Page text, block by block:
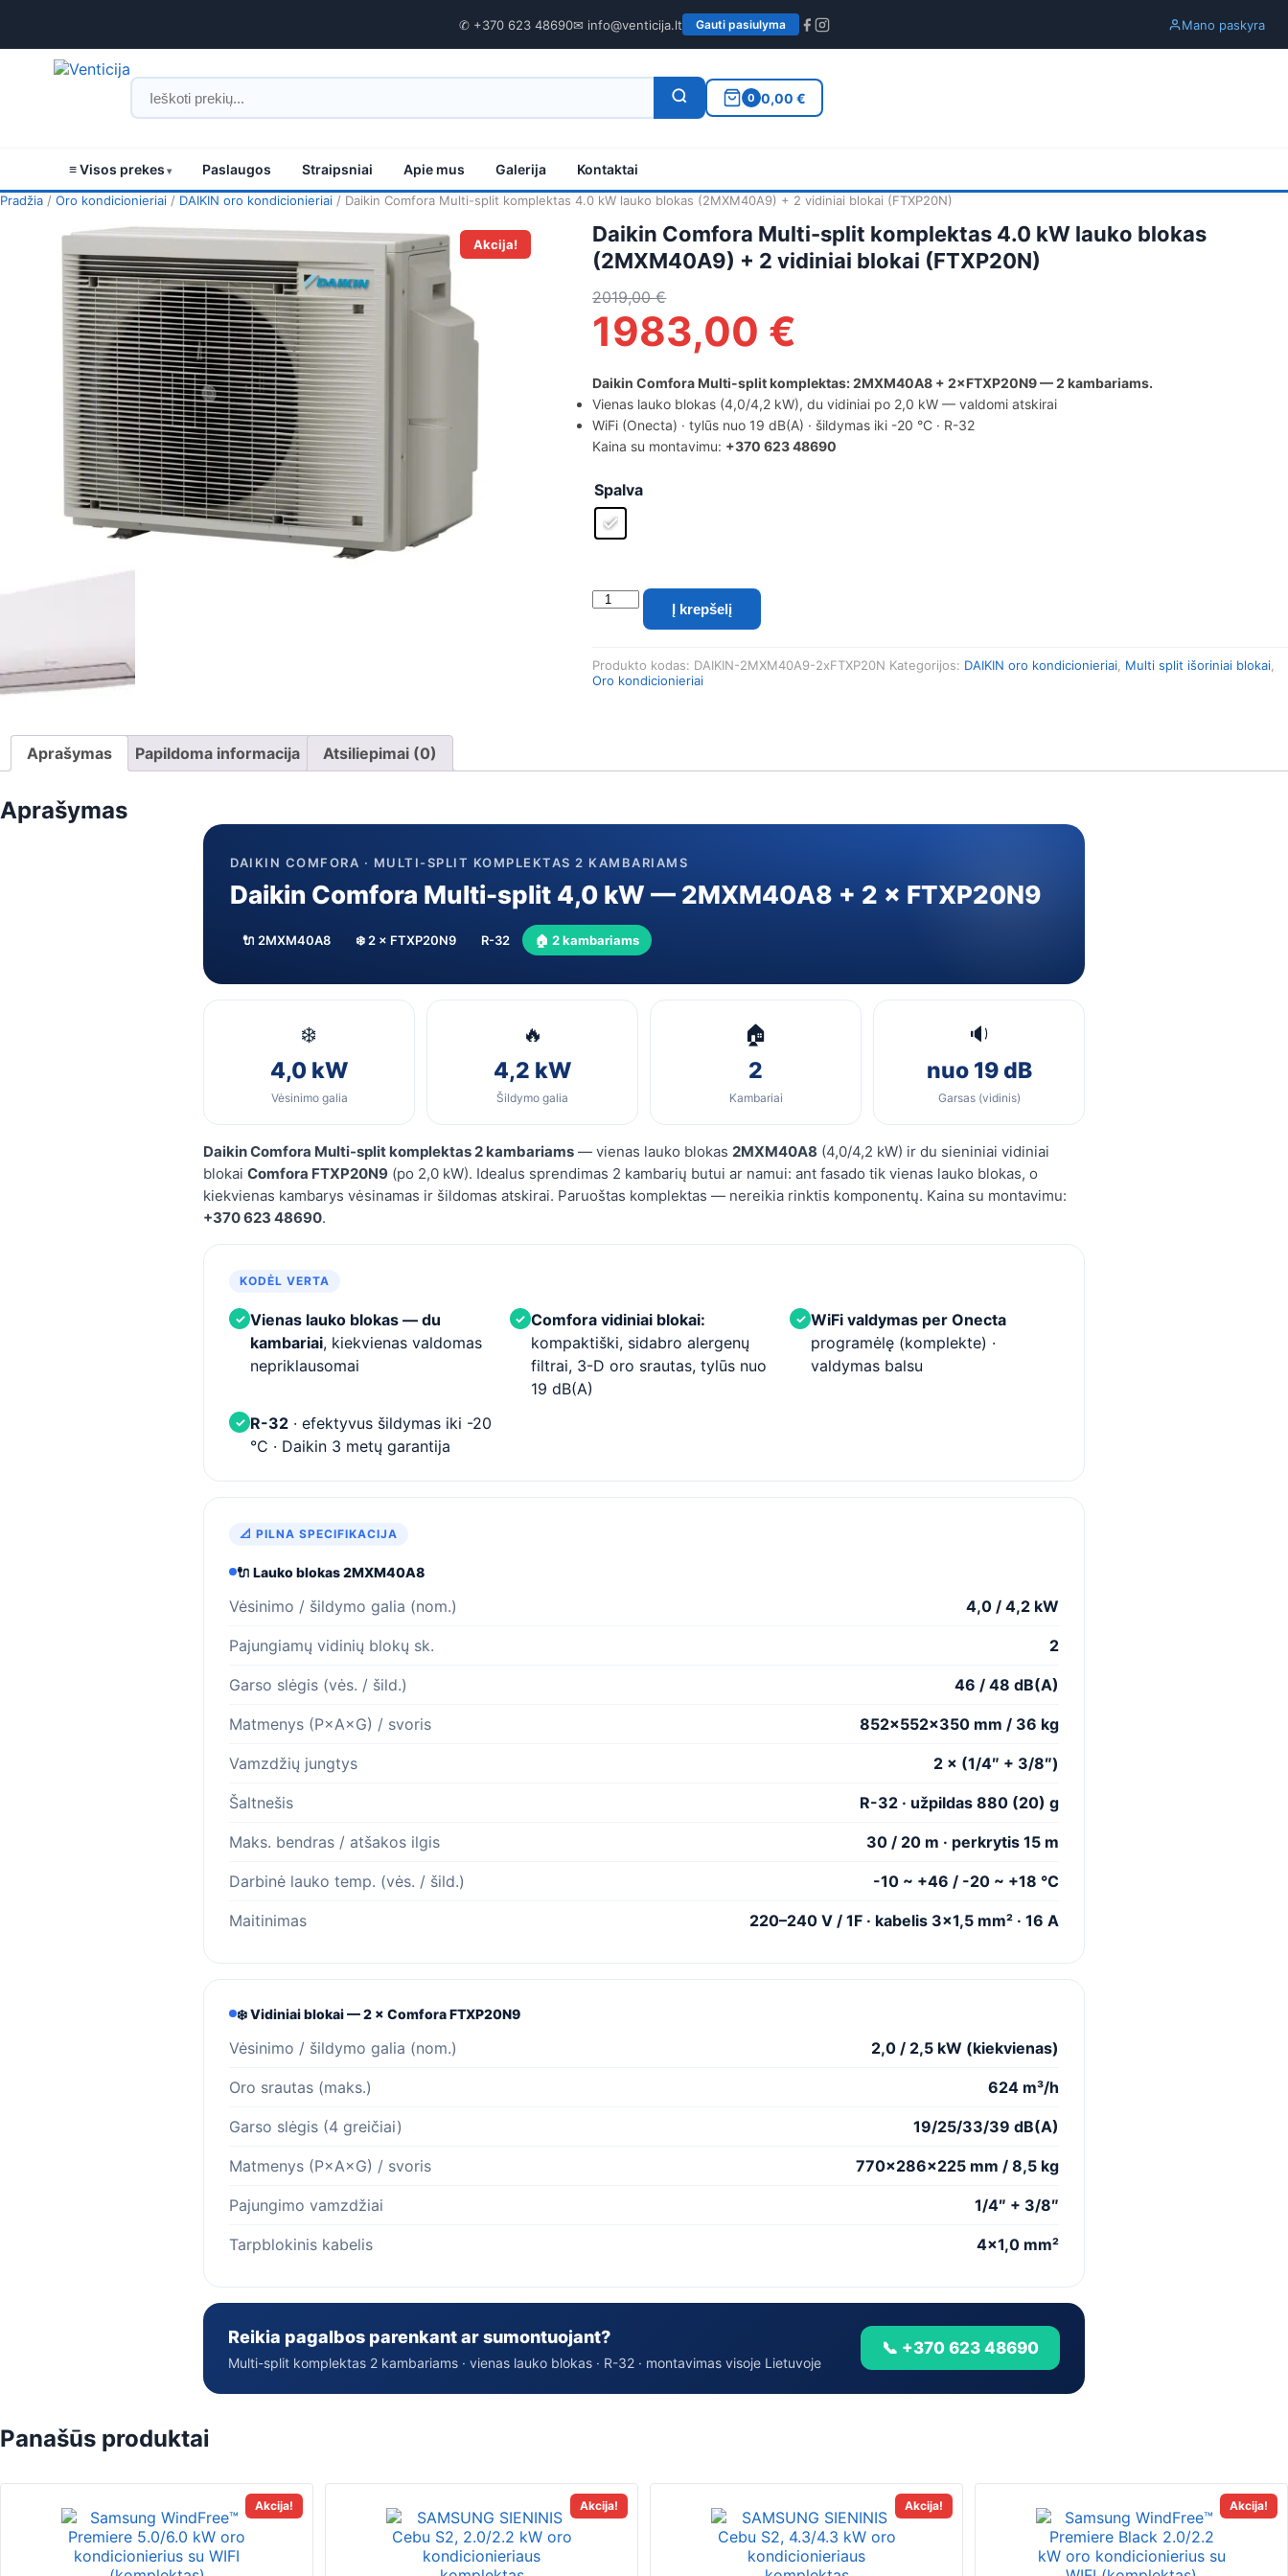
✆ +370 623 48690✉ info@venticija.lt Gauti pasiulyma Mano paskyra
0 0,00 €
≡ Visos prekes Paslaugos Straipsniai Apie mus Galerija Kontaktai
Pradžia / Oro kondicionieriai / DAIKIN oro kondicionieriai / Daikin Comfora Multi-split komplektas 4.0 kW lauko blokas (2MXM40A9) + 2 vidiniai blokai (FTXP20N)
Akcija!
Daikin Comfora Multi-split komplektas 4.0 kW lauko blokas
(2MXM40A9) + 2 vidiniai blokai (FTXP20N)
2019,00€
1983,00 €
Daikin Comfora Multi-split komplektas: 2MXM40A8 + 2×FTXP20N9 — 2 kambariams.
Vienas lauko blokas (4,0/4,2 kW), du vidiniai po 2,0 kW — valdomi atskirai
WiFi (Onecta) · tylūs nuo 19 dB(A) · šildymas iki -20 °C · R-32
Kaina su montavimu: +370 623 48690
Spalva
produkto
Multi-
lauko
+
vidiniai
blokai
(FTXP20N)
Į krepšelį
Produkto kodas: DAIKIN-2MXM40A9-2xFTXP20N Kategorijos: DAIKIN oro kondicionieriai Multi split išoriniai blokai
Oro kondicionieriai
Aprašymas Papildoma informacija Atsiliepimai (0)
Aprašymas
DAIKIN COMFORA · MULTI-SPLIT KOMPLEKTAS 2 KAMBARIAMS
Daikin Comfora Multi-split 4,0 kW — 2MXM40A8 + 2 × FTXP20N9
🔌 2MXM40A8 ❄️ 2 × FTXP20N9 R-32 🏠 2 kambariams
❄️
4,0 kW
Vėsinimo galia
🔥
4,2 kW
Šildymo galia
🏠
2
Kambariai
🔉
nuo 19 dB
Garsas (vidinis)
Daikin Comfora Multi-split komplektas 2 kambariams — vienas lauko blokas 2MXM40A8 (4,0/4,2 kW) ir du sieniniai vidiniai
blokai Comfora FTXP20N9 (po 2,0 kW). Idealus sprendimas 2 kambarių butui ar namui: ant fasado tik vienas lauko blokas, o
kiekvienas kambarys vėsinamas ir šildomas atskirai. Paruoštas komplektas — nereikia rinktis komponentų. Kaina su montavimu:
+370 623 48690.
KODĖL VERTA
✓ Vienas lauko blokas — du
kambariai, kiekvienas valdomas
nepriklausomai
✓ Comfora vidiniai blokai:
kompaktiški, sidabro alergenų
filtrai, 3-D oro srautas, tylūs nuo
19 dB(A)
✓ WiFi valdymas per Onecta
programėlę (komplekte) ·
valdymas balsu
✓ R-32 · efektyvus šildymas iki -20
°C · Daikin 3 metų garantija
📐 PILNA SPECIFIKACIJA
🔌 Lauko blokas 2MXM40A8
Vėsinimo / šildymo galia (nom.) 4,0 / 4,2 kW
Pajungiamų vidinių blokų sk. 2
Garso slėgis (vės. / šild.) 46 / 48 dB(A)
Matmenys (P×A×G) / svoris 852×552×350 mm / 36 kg
Vamzdžių jungtys 2 × (1/4″ + 3/8″)
Šaltnešis R-32 · užpildas 880 (20) g
Maks. bendras / atšakos ilgis 30 / 20 m · perkrytis 15 m
Darbinė lauko temp. (vės. / šild.) -10 ~ +46 / -20 ~ +18 °C
Maitinimas 220–240 V / 1F · kabelis 3×1,5 mm² · 16 A
❄️ Vidiniai blokai — 2 × Comfora FTXP20N9
Vėsinimo / šildymo galia (nom.) 2,0 / 2,5 kW (kiekvienas)
Oro srautas (maks.) 624 m³/h
Garso slėgis (4 greičiai) 19/25/33/39 dB(A)
Matmenys (P×A×G) / svoris 770×286×225 mm / 8,5 kg
Pajungimo vamzdžiai 1/4″ + 3/8″
Tarpblokinis kabelis 4×1,0 mm²
Reikia pagalbos parenkant ar sumontuojant?
Multi-split komplektas 2 kambariams · vienas lauko blokas · R-32 · montavimas visoje Lietuvoje
📞 +370 623 48690
Panašūs produktai
Akcija!
product
has
multiple
Akcija!
product
has
multiple
Akcija!
product
has
multiple
Akcija!
product
has
multiple